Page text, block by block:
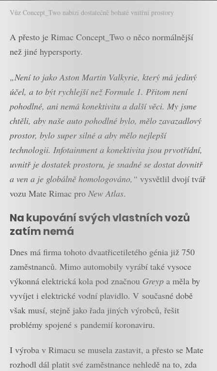
Vůz Concept_Two nabízí dostatečně bohaté vnitřní prostory
A přesto je Rimac Concept_Two o něco normálnější
než jiné hypersporty.
„Není to jako Aston Martin Valkyrie, který má jediný
účel, a to být rychlejší než Formule 1. Přitom není
pohodlné, ani nemá konektivitu a další věci. My jsme
chtěli, aby naše auto pohodlné bylo, mělo zavazadlový
prostor, bylo super silné a aby mělo nejlepší
technologii. Infotainment a konektivita jsou prvotřídní,
uvnitř je dostatek prostoru, je snadné se dostat dovnitř
a ven a je globálně homologováno,“ vysvětlil dvojí tvář
vozu Mate Rimac pro New Atlas.
Na kupování svých vlastních vozů
zatím nemá
Dnes má firma tohoto dvaatřicetiletého génia již 750
zaměstnanců. Mimo automobily vyrábí také vysoce
výkonná elektrická kola pod značnou Greyp a měla by
vyvíjet i elektrické vodní plavidlo. V současné době
však musí, stejně jako řada jiných výrobců, řešit
problémy spojené s pandemií koronaviru.
I výroba v Rimacu se musela zastavit, a přesto se Mate
rozhodl dál platit své zaměstnance nehledě na to, zda